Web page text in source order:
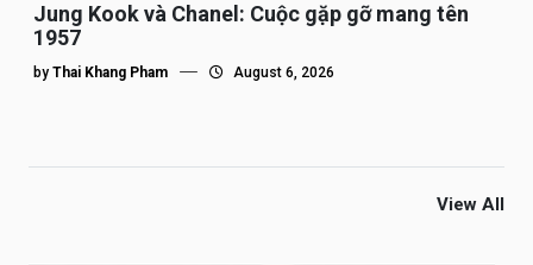
Jung Kook và Chanel: Cuộc gặp gỡ mang tên
1957
by Thai Khang Pham August 6, 2026
View All